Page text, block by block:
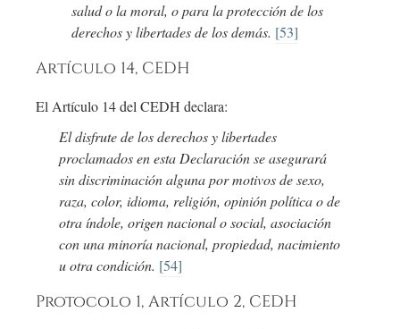
salud o la moral, o para la protección de los
derechos y libertades de los demás. [53]
Artículo 14, CEDH
El Artículo 14 del CEDH declara:
El disfrute de los derechos y libertades
proclamados en esta Declaración se asegurará
sin discriminación alguna por motivos de sexo,
raza, color, idioma, religión, opinión política o de
otra índole, origen nacional o social, asociación
con una minoría nacional, propiedad, nacimiento
u otra condición. [54]
Protocolo 1, Artículo 2, CEDH